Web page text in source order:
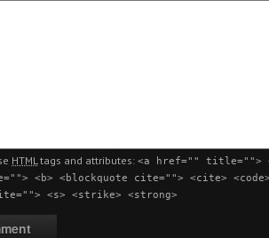
HTML tags and attributes: <a href="" title="">
<b> <blockquote cite=""> <cite>
<s> <strike> <strong>